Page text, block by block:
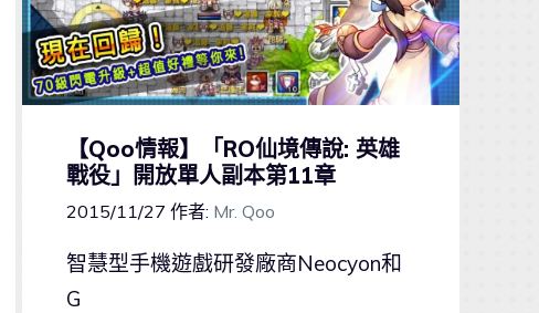
【Qoo情報】「RO仙境傳說: 英雄
戰役」開放單人副本第11章
2015/11/27 作者: Mr. Qoo
智慧型手機遊戲研發廠商Neocyon和
G